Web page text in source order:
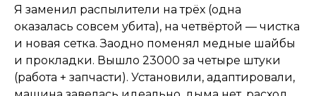
Я заменил распылители на трёх (одна
оказалась совсем убита), на четвёртой — чистка
и новая сетка. Заодно поменял медные шайбы
и прокладки. Вышло 23000 за четыре штуки
(работа + запчасти). Установили, адаптировали,